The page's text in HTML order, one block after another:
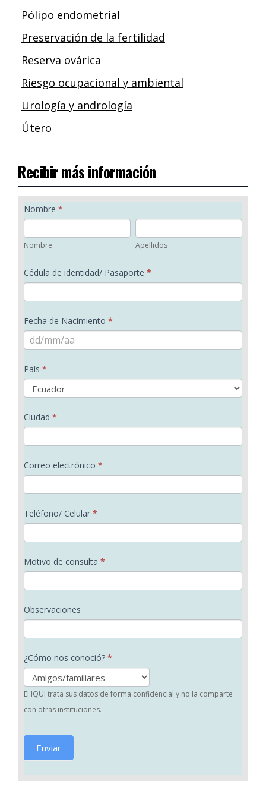
Pólipo endometrial
Preservación de la fertilidad
Reserva ovárica
Riesgo ocupacional y ambiental
Urología y andrología
Útero
Recibir más información
F
o
r
u
l
a
r
i
o
p
a
r
a
n
r
t
Nombre *
o
b
r
e
Nombre
p
l
i
o
s
Apellidos
Cédula de identidad/ Pasaporte *
Fecha de Nacimiento *
País *
Ciudad *
Correo electrónico *
Teléfono/ Celular *
Motivo de consulta *
Observaciones
¿Cómo nos conoció? *
El IQUI trata sus datos de forma confidencial y no la comparte
con otras instituciones.
Enviar